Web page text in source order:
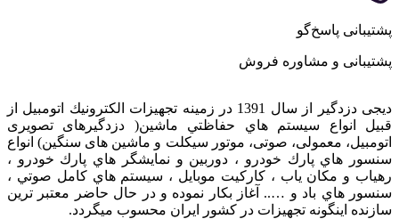
پشتیبانی پاسخ‌گو
پشتیبانی و مشاوره فروش
دیجی دزدگیر از سال 1391 در زمينه تجهيزات الكترونيك اتومبیل از
قبيل انواع سيستم هاي حفاظتي ماشین( دزدگيرهای تصویری
اتومبیل، معمولی، صوتی، موتور سیکلت و ماشین های سنگین) انواع
سنسور هاي پارك خودرو ، دوربين و نمايشگر هاي پارك خودرو ،
رهياب و مكان ياب ، كاركيت موبايل ، سيستم هاي كامل صوتي ،
سنسور هاي باد و ….. آغاز بكار نموده و در حال حاضر معتبر ترين
سازنده اينگونه تجهيزات در كشور ایران محسوب ميگردد.